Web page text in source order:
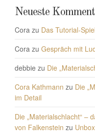
Neueste
Cora zu Das Tutorial-
Cora zu Gespräch mit
debbie zu Die
Cora Kathmann zu Die
im Detail
Die „Materialschlacht“ –
von Falkenstein zu